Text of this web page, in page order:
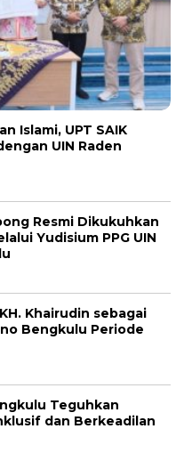
Islami, UPT SAIK
UIN Raden
Resmi Dikukuhkan
Yudisium PPG UIN
Khairudin sebagai
Bengkulu Periode
Teguhkan
dan Berkeadilan